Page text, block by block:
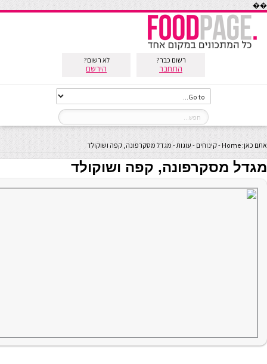
��
רשום כבר?
התחבר
לא רשום?
הירשם
אתם כאן: Home
-קינוחים - עוגות- מגדל מסקרפונה, קפה ושוקולד
מגדל מסקרפונה, קפה ושוקולד